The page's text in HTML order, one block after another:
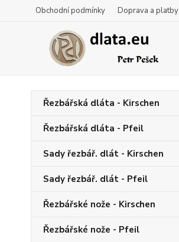
Obchodní podmínky Doprava a platby
Řezbářská dláta - Kirschen
Řezbářská dláta - Pfeil
Sady řezbář. dlát - Kirschen
Sady řezbář. dlát - Pfeil
Řezbářské nože - Kirschen
Řezbářské nože - Pfeil